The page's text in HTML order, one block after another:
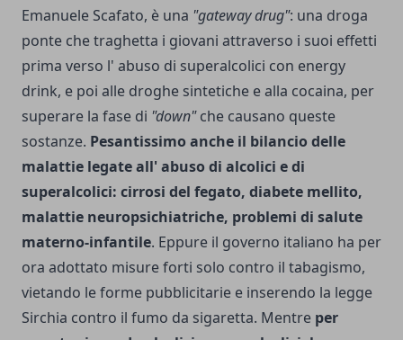
Emanuele Scafato, è una "gateway drug": una droga
ponte che traghetta i giovani attraverso i suoi effetti
prima verso l' abuso di superalcolici con energy
drink, e poi alle droghe sintetiche e alla cocaina, per
superare la fase di "down"che causano queste
sostanze. Pesantissimo anche il bilancio delle
malattie legate all' abuso di alcolici e di
superalcolici: cirrosi del fegato, diabete mellito,
malattie neuropsichiatriche, problemi di salute
materno-infantile. Eppure il governo italiano ha per
ora adottato misure forti solo contro il tabagismo,
vietando le forme pubblicitarie e inserendo la legge
Sirchia contro il fumo da sigaretta. Mentre per